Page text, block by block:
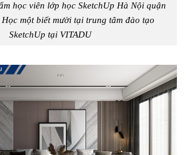
học viên lớp học SketchUp Hà Nội quận
một biết mười tại trung tâm đào tạo
SketchUp tại VITADU